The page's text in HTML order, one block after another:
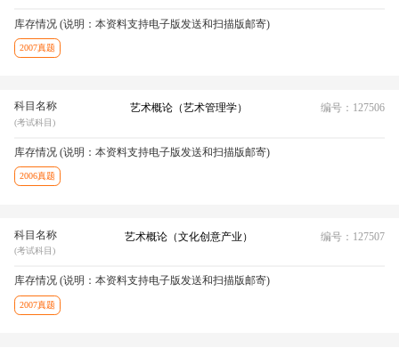
库存情况 (说明：本资料支持电子版发送和扫描版邮寄)
2007真题
科目名称
(考试科目)
艺术概论（艺术管理学） 编号：127506
库存情况 (说明：本资料支持电子版发送和扫描版邮寄)
2006真题
科目名称
(考试科目)
艺术概论（文化创意产业） 编号：127507
库存情况 (说明：本资料支持电子版发送和扫描版邮寄)
2007真题